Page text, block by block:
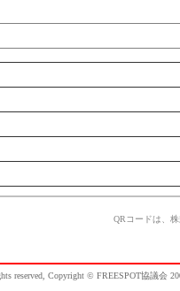
QRコードは、
reserved, Copyright © FREESPOT協議会